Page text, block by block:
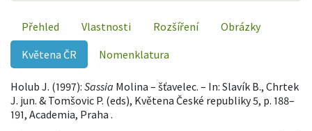
Přehled Vlastnosti Rozšíření
Obrázky
Květena ČR
Nomenklatura
Holub J. (1997): Sassia Molina – šťavelec. – In: Slavík B., Chrtek
J. jun. & Tomšovic P. (eds), Květena České republiky 5, p. 188–
191, Academia, Praha .